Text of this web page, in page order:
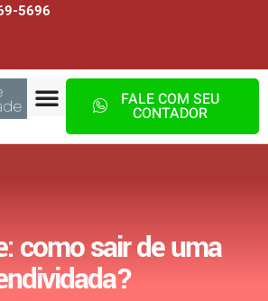
5696
FALE COM SEU
CONTADOR
como sair de uma